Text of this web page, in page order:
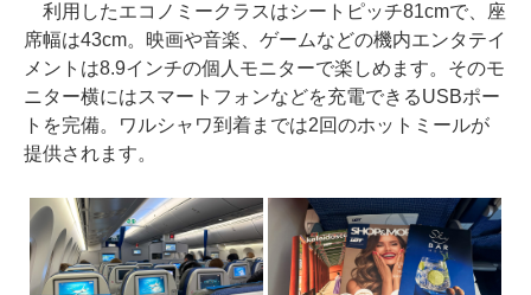
利用したエコノミークラスはシートピッチ81cmで、座
席幅は43cm。映画や音楽、ゲームなどの機内エンタテイ
メントは8.9インチの個人モニターで楽しめます。そのモ
ニター横にはスマートフォンなどを充電できるUSBポー
トを完備。ワルシャワ到着までは2回のホットミールが
提供されます。